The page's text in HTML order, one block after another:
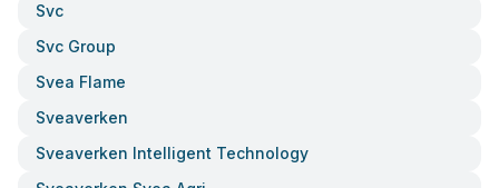
Svc
Svc Group
Svea Flame
Sveaverken
Sveaverken Intelligent Technology